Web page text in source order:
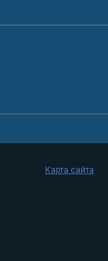
Карта сайта